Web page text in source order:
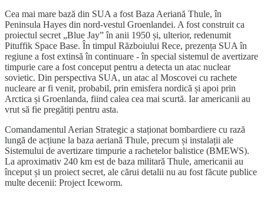
Cea mai mare bază din SUA a fost Baza Aeriană Thule, în
Peninsula Hayes din nord-vestul Groenlandei. A fost construit ca
proiectul secret „Blue Jay” în anii 1950 și, ulterior, redenumit
Pituffik Space Base. În timpul Războiului Rece, prezența SUA în
regiune a fost extinsă în continuare - în special sistemul de avertizare
timpurie care a fost conceput pentru a detecta un atac nuclear
sovietic. Din perspectiva SUA, un atac al Moscovei cu rachete
nucleare ar fi venit, probabil, prin emisfera nordică și apoi prin
Arctica și Groenlanda, fiind calea cea mai scurtă. Iar americanii au
vrut să fie pregătiți pentru asta.
Comandamentul Aerian Strategic a staționat bombardiere cu rază
lungă de acțiune la baza aeriană Thule, precum și instalații ale
Sistemului de avertizare timpurie a rachetelor balistice (BMEWS).
La aproximativ 240 km est de baza militară Thule, americanii au
început și un proiect secret, ale cărui detalii nu au fost făcute publice
multe decenii: Project Iceworm.